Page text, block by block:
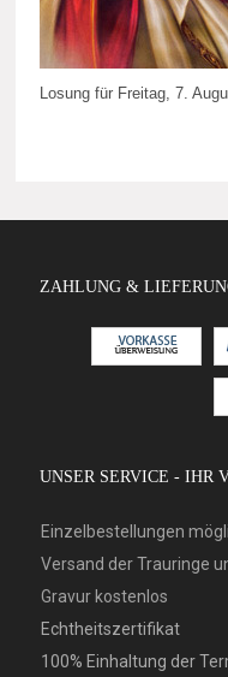
Losung für Freitag, 7.
ZAHLUNG &
UNSER SERVICE - IHR
Einzelbestellungen
Versand der Trauringe
Gravur kostenlos
Echtheitszertifikat
100% Einhaltung der